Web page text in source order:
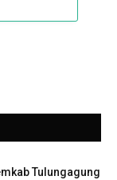
Tulungagung